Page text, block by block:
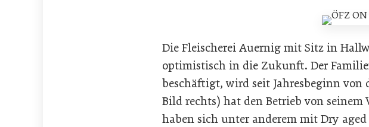
Die Fleischerei Auernig mit Sitz in
optimistisch in die Zukunft. Der
beschäftigt, wird seit Jahresbeginn
Bild rechts) hat den Betrieb von
haben sich unter anderem mit Dry